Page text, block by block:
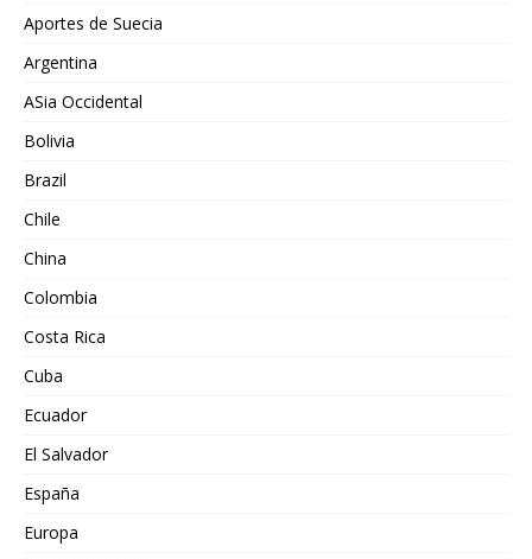
Aportes de Suecia
Argentina
ASia Occidental
Bolivia
Brazil
Chile
China
Colombia
Costa Rica
Cuba
Ecuador
El Salvador
España
Europa